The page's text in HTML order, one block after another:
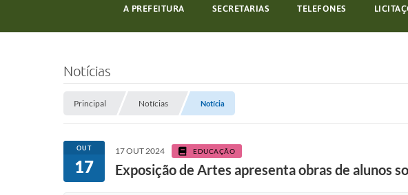
A PREFEITURA SECRETARIAS TELEFONES
Notícias
Principal Notícias Notícia
OUT
17
17 OUT 2024 EDUCAÇÃO
Exposição de Artes apresenta obras de alunos